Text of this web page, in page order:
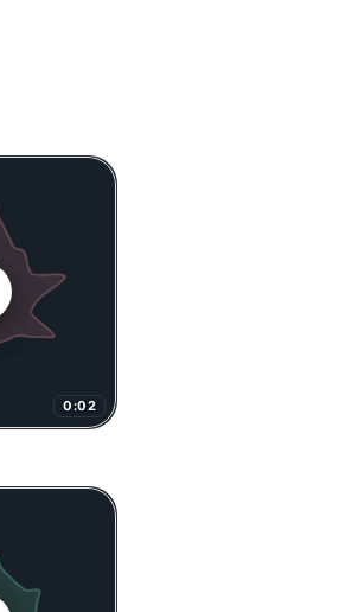
0:02